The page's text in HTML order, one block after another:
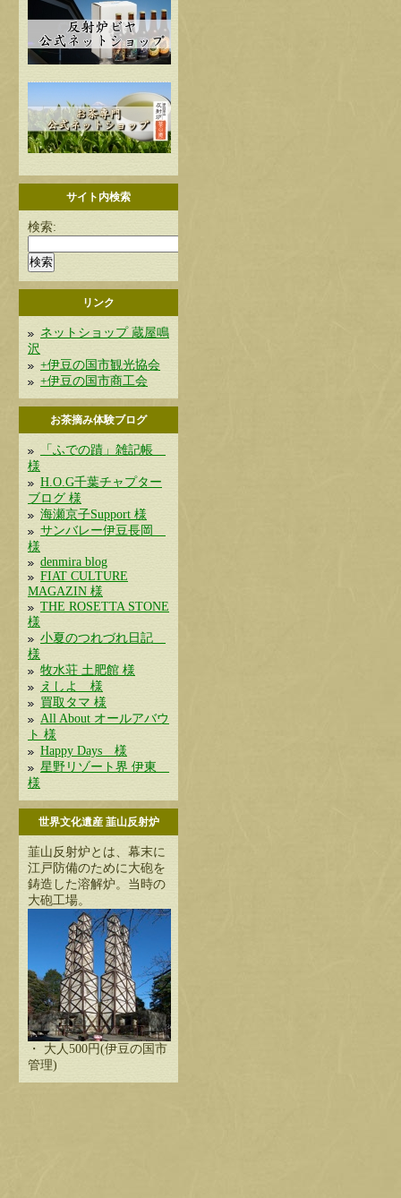
サイト内検索
検索:
リンク
ネットショップ 蔵屋鳴
沢
+伊豆の国市観光協会
+伊豆の国市商工会
お茶摘み体験ブログ
「ふでの蹟」雑記帳
様
H.O.G千葉チャプター
ブログ 様
海瀬京子Support 様
サンバレー伊豆長岡
様
denmira blog
FIAT CULTURE
MAGAZIN 様
THE ROSETTA STONE
様
小夏のつれづれ日記
様
牧水荘 土肥館 様
えしよ 様
買取タマ 様
All About オールアバウ
ト 様
Happy Days 様
星野リゾート界 伊東
様
世界文化遺産 韮山反射炉
韮山反射炉とは、幕末に
江戸防備のために大砲を
鋳造した溶解炉。当時の
大砲工場。
・ 大人500円(伊豆の国市
管理)